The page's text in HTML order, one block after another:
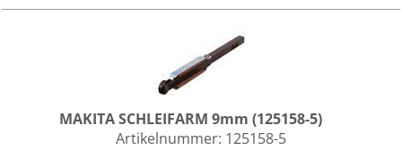
MAKITA SCHLEIFARM 9mm (125158-5)
Artikelnummer: 125158-5